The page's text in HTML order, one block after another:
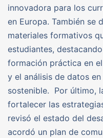
innovadora para los
en Europa. También se
materiales formativos
estudiantes,
formación práctica en
y el análisis de datos
sostenible. Por último,
fortalecer las
revisó el estado del
acordó un plan de